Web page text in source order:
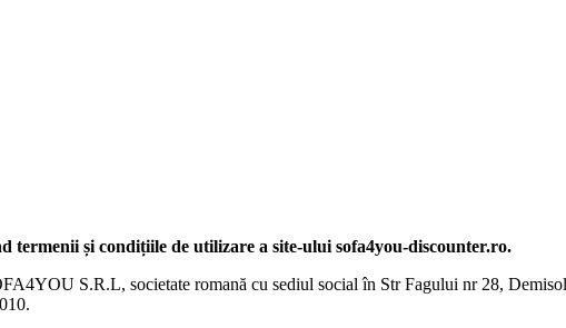
termenii și condițiile de utilizare a site-uluisofa4you-discounter.ro.
S.R.L, societate romană cu sediul social în Str Fagului nr 28,